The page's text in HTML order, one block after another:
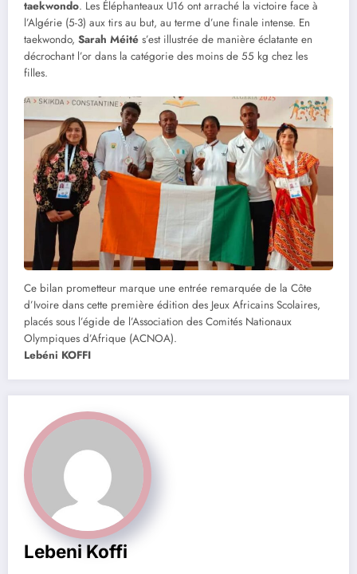
taekwondo. Les Éléphanteaux U16 ont arraché la victoire face à
l’Algérie (5-3) aux tirs au but, au terme d’une finale intense. En
taekwondo, Sarah Méité s’est illustrée de manière éclatante en
décrochant l’or dans la catégorie des moins de 55 kg chez les
filles.
Ce bilan prometteur marque une entrée remarquée de la Côte
d’Ivoire dans cette première édition des Jeux Africains Scolaires,
placés sous l’égide de l’Association des Comités Nationaux
Olympiques d’Afrique (ACNOA).
Lebéni KOFFI
Lebeni Koffi